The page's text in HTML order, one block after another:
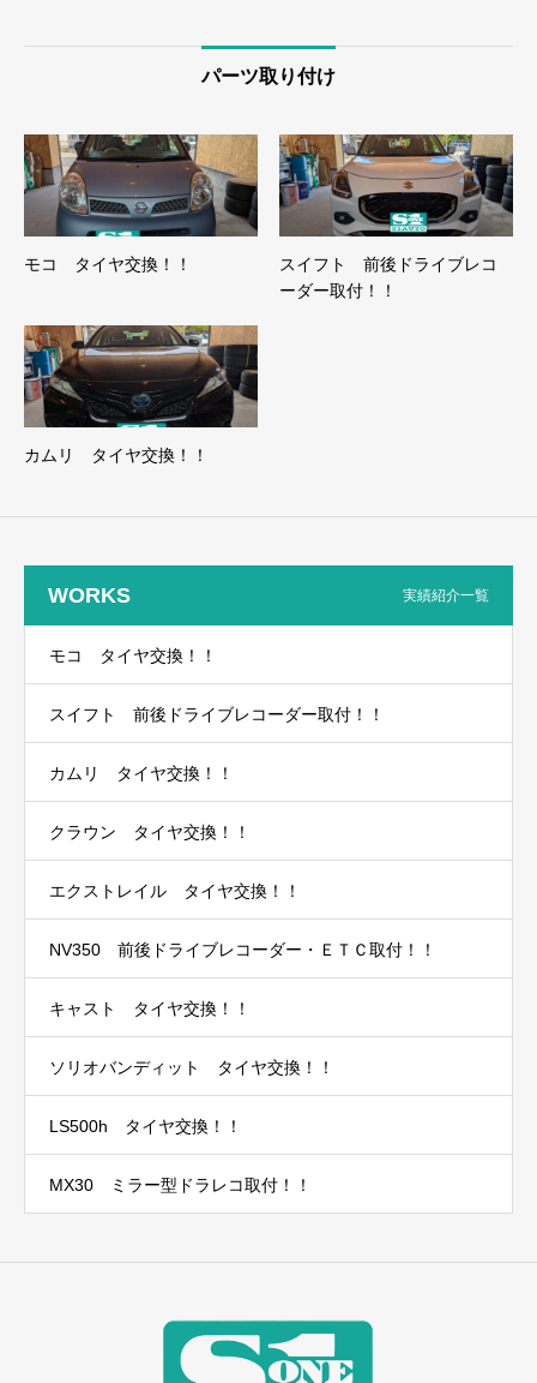
パーツ取り付け
モコ タイヤ交換！！
スイフト 前後ドライブレコ
ーダー取付！！
カムリ タイヤ交換！！
WORKS 実績紹介一覧
モコ タイヤ交換！！
スイフト 前後ドライブレコーダー取付！！
カムリ タイヤ交換！！
クラウン タイヤ交換！！
エクストレイル タイヤ交換！！
NV350 前後ドライブレコーダー・ＥＴＣ取付！！
キャスト タイヤ交換！！
ソリオバンディット タイヤ交換！！
LS500h タイヤ交換！！
MX30 ミラー型ドラレコ取付！！